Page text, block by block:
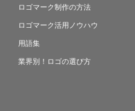
ロゴマーク制作の方法
ロゴマーク活用ノウハウ
用語集
業界別！ロゴの選び方